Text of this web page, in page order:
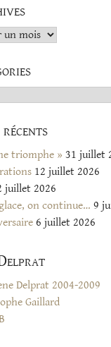
triomphe » 31 juillet
12 juillet 2026
juillet 2026
on continue… 9
6 juillet 2026
Delprat 2004-2009
Gaillard